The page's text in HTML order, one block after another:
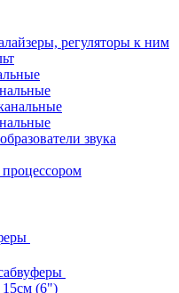
регуляторы к ним
звука
(6")